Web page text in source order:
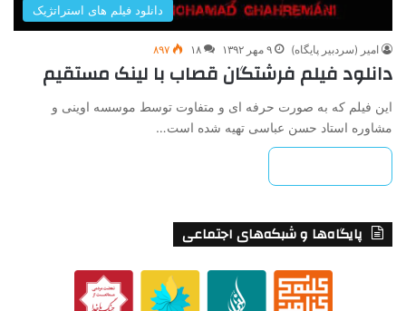
دانلود فیلم های استراتژیک
امیر (سردبیر پایگاه) ۹ مهر ۱۳۹۲ ۱۸ ۸۹۷
دانلود فیلم فرشتگان قصاب با لینک مستقیم
این فیلم که به صورت حرفه ای و متفاوت توسط موسسه اوینی و
مشاوره استاد حسن عباسی تهیه شده است…
پایگاه‌ها و شبکه‌های اجتماعی